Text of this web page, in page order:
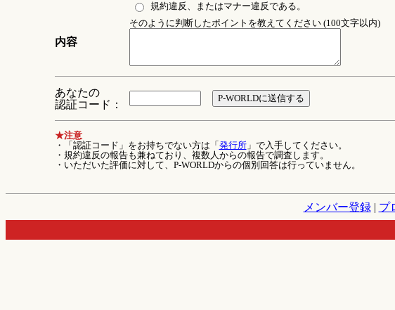
規約違反、またはマナー違反である。
内容
そのように判断したポイントを教えてください (100文字以内)
あなたの
認証コード：
★注意
・「認証コード」をお持ちでない方は「 発行所」で入手してください。
・規約違反の報告も兼ねており、複数人からの報告で調査します。
・いただいた評価に対して、P-WORLDからの個別回答は行っていません。
メンバー登録| プ